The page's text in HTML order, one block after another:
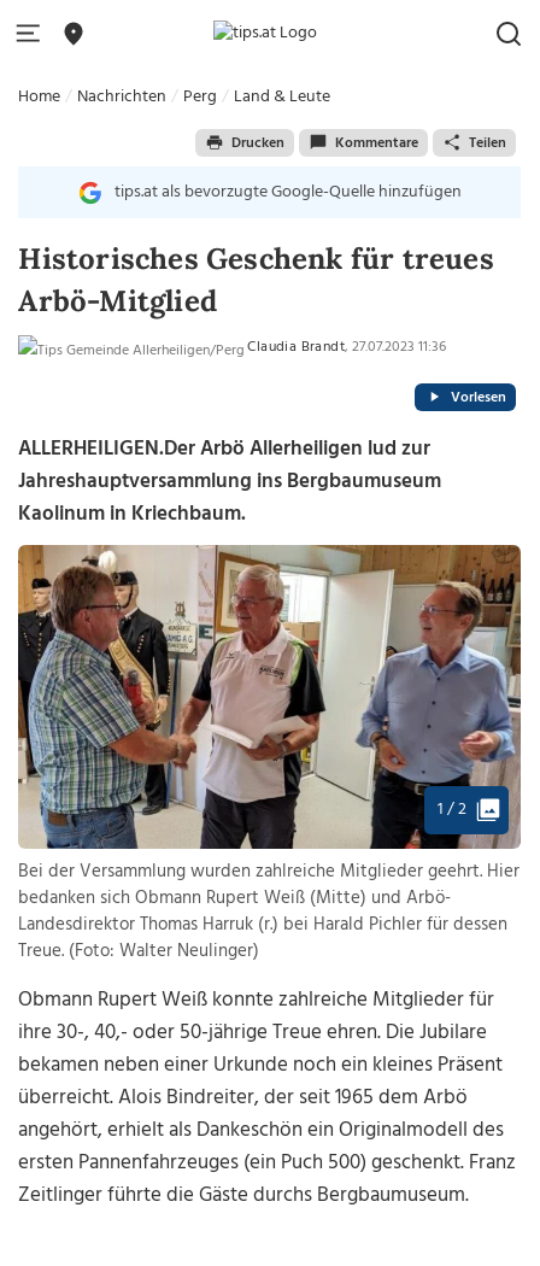
Home Nachrichten Perg Land & Leute
Drucken Kommentare Teilen
tips.at als bevorzugte Google-Quelle hinzufügen
Historisches Geschenk für treues
Arbö-Mitglied
Claudia Brandt, 27.07.2023 11:36
Vorlesen
ALLERHEILIGEN.Der Arbö Allerheiligen lud zur
Jahreshauptversammlung ins Bergbaumuseum
Kaolinum in Kriechbaum.
1 / 2
Bei der Versammlung wurden zahlreiche Mitglieder geehrt. Hier
bedanken sich Obmann Rupert Weiß (Mitte) und Arbö-
Landesdirektor Thomas Harruk (r.) bei Harald Pichler für dessen
Treue. (Foto: Walter Neulinger)
Obmann Rupert Weiß konnte zahlreiche Mitglieder für
ihre 30-, 40,- oder 50-jährige Treue ehren. Die Jubilare
bekamen neben einer Urkunde noch ein kleines Präsent
überreicht. Alois Bindreiter, der seit 1965 dem Arbö
angehört, erhielt als Dankeschön ein Originalmodell des
ersten Pannenfahrzeuges (ein Puch 500) geschenkt. Franz
Zeitlinger führte die Gäste durchs Bergbaumuseum.